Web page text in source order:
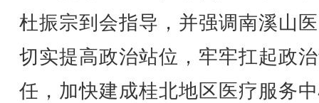
杜振宗到会指导，并强调南溪山
切实提高政治站位，牢牢扛起政
任，加快建成桂北地区医疗服务